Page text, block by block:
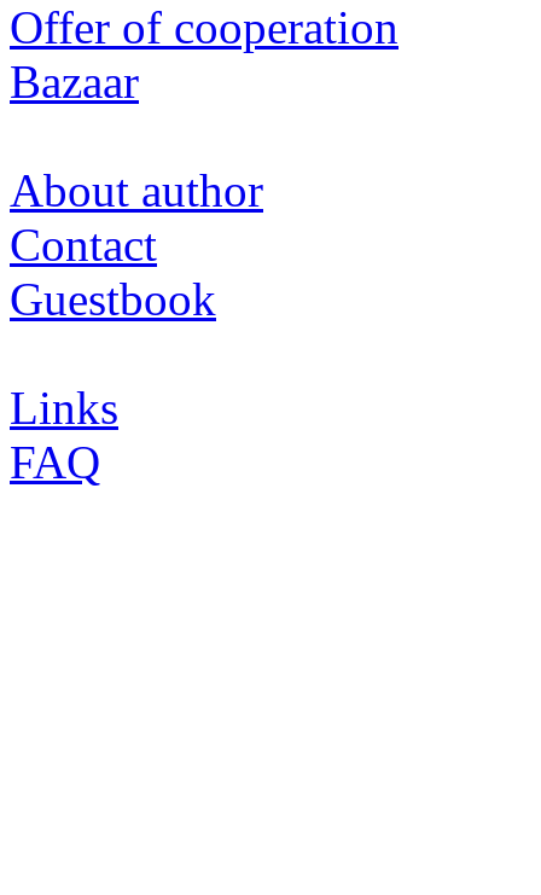
Offer of cooperation
Bazaar
About author
Contact
Guestbook
Links
FAQ